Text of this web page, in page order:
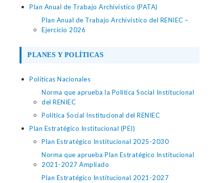
Plan Anual de Trabajo Archivístico (PATA)
Plan Anual de Trabajo Archivístico del RENIEC –
Ejercicio 2026
PLANES Y POLÍTICAS
Políticas Nacionales
Norma que aprueba la Política Social Institucional
del RENIEC
Política Social Institucional del RENIEC
Plan Estratégico Institucional (PEI)
Plan Estratégico Institucional 2025-2030
Norma que aprueba Plan Estratégico Institucional
2021-2027 Ampliado
Plan Estratégico Institucional 2021-2027